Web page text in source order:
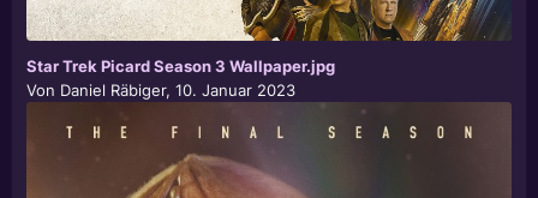
Star Trek Picard Season 3 Wallpaper.jpg
Von Daniel Räbiger, 10. Januar 2023